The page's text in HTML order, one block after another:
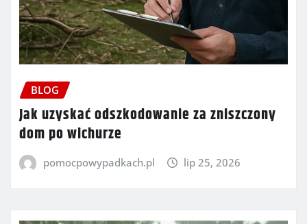
BLOG
Jak uzyskać odszkodowanie za zniszczony
dom po wichurze
pomocpowypadkach.pl lip 25, 2026